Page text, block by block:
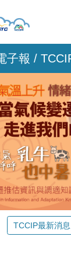
子報 /
TCCIP最新消息